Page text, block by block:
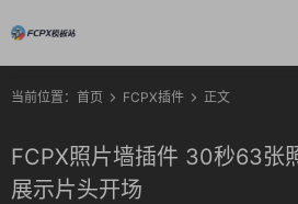
当前位置： 首页 FCPX插件 正文
FCPX照片墙插件 30秒63张
展示片头开场